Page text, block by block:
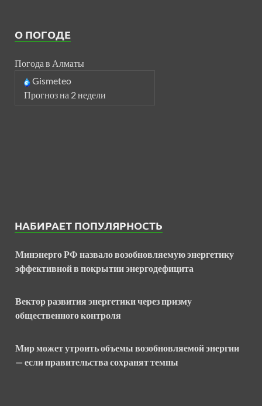
О ПОГОДЕ
Погода в Алматы
Gismeteo
Прогноз на 2 недели
НАБИРАЕТ ПОПУЛЯРНОСТЬ
Минэнерго РФ назвало возобновляемую энергетику
эффективной в покрытии энергодефицита
Вектор развития энергетики через призму
общественного контроля
Мир может утроить объемы возобновляемой энергии
— если правительства сохранят темпы